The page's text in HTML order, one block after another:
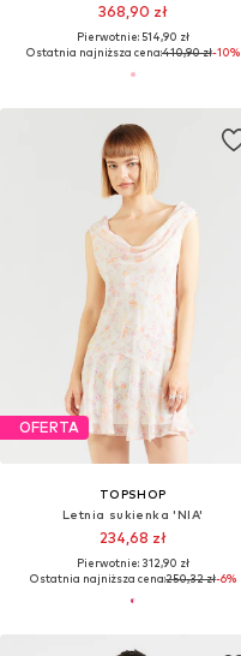
368,90 zł
Pierwotnie: 514,90 zł
Ostatnia najniższa cena:410,90 zł-10%
OFERTA
TOPSHOP
Letnia sukienka 'NIA'
234,68 zł
Pierwotnie: 312,90 zł
Ostatnia najniższa cena:250,32 zł-6%